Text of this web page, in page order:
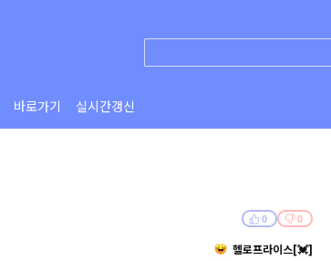
바로가기 실시간갱신
0 0
헬로프라이스[💓]